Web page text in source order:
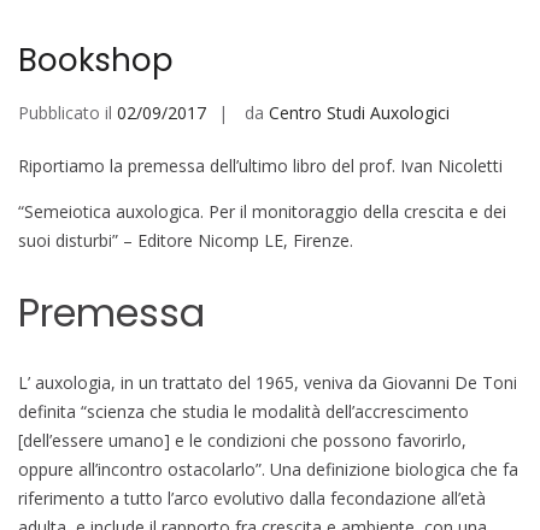
Bookshop
Pubblicato il 02/09/2017 da Centro Studi Auxologici
Riportiamo la premessa dell’ultimo libro del prof. Ivan Nicoletti
“Semeiotica auxologica. Per il monitoraggio della crescita e dei
suoi disturbi” – Editore Nicomp LE, Firenze.
Premessa
L’ auxologia, in un trattato del 1965, veniva da Giovanni De Toni
definita “scienza che studia le modalità dell’accrescimento
[dell’essere umano] e le condizioni che possono favorirlo,
oppure all’incontro ostacolarlo”. Una definizione biologica che fa
riferimento a tutto l’arco evolutivo dalla fecondazione all’età